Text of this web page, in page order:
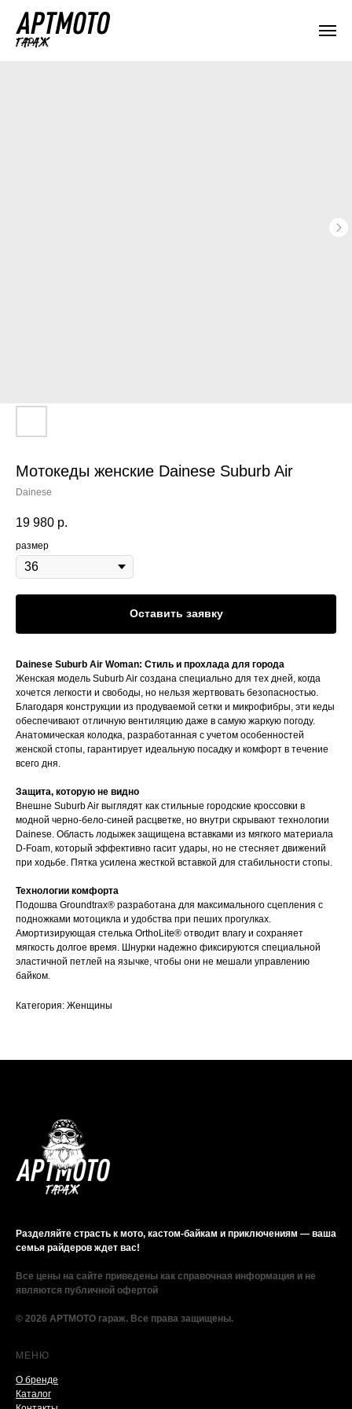
Мотокеды женские Dainese Suburb Air
Dainese
19 980 р.
размер
Оставить заявку
Dainese Suburb Air Woman: Стиль и прохлада для города
Женская модель Suburb Air создана специально для тех дней, когда
хочется легкости и свободы, но нельзя жертвовать безопасностью.
Благодаря конструкции из продуваемой сетки и микрофибры, эти кеды
обеспечивают отличную вентиляцию даже в самую жаркую погоду.
Анатомическая колодка, разработанная с учетом особенностей
женской стопы, гарантирует идеальную посадку и комфорт в течение
всего дня.
Защита, которую не видно
Внешне Suburb Air выглядят как стильные городские кроссовки в
модной черно-бело-синей расцветке, но внутри скрывают технологии
Dainese. Область лодыжек защищена вставками из мягкого материала
D-Foam, который эффективно гасит удары, но не стесняет движений
при ходьбе. Пятка усилена жесткой вставкой для стабильности стопы.
Технологии комфорта
Подошва Groundtrax® разработана для максимального сцепления с
подножками мотоцикла и удобства при пеших прогулках.
Амортизирующая стелька OrthoLite® отводит влагу и сохраняет
мягкость долгое время. Шнурки надежно фиксируются специальной
эластичной петлей на язычке, чтобы они не мешали управлению
байком.
Категория: Женщины
Разделяйте страсть к мото, кастом-байкам и приключениям — ваша
семья райдеров ждет вас!
Все цены на сайте приведены как справочная информация и не
являются публичной офертой
© 2026 АРТМОТО гараж. Все права защищены.
МЕНЮ
О бренде
Каталог